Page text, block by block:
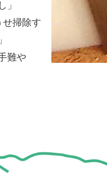
」
せ掃除す
難や